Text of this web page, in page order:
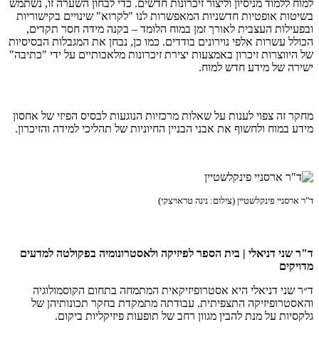
למוח ללמוד מניסיון וליצור זיכרונות חדשים. כדי לבחון השערה זו, נשתמש
בשיטות אופטיות חדשניות המאפשרות לנו "לקרוא" שינויים בקישוריות
ובפעילות העצבית לאורך זמן במוח הלומד – בקנה מידה חסר תקדים,
הכולל עשרות אלפי נוירונים בודדים. כמו כן, נבחן את המגבלות הבסיסיות
של היווצרות זיכרון באמצעות יצירת זיכרונות מלאכותיים על ידי "כתיבה"
ישירה של מידע חדש למוח.
מחקר זה צפוי לענות על שאלות מרכזיות הנוגעות לבסיס הפיזי של אחסון
מידע במוח ולחשוף את אבני הבניין החיוניות של תהליכי למידה והזיכרון.
ד"ר ארסניי פינקלשטיין (צילום: נינה טראויצקי)
ד"ר שני דניאלי | בית הספר לפיזיקה ולאסטרונומיה בפקולטה למדעים
מדויקים
ד״ר שני דניאלי היא אסטרופיזיקאית המתמחה בתחום הקוסמולוגיה
והאסטרופיזיקה התצפיתית. עבודתה מתמקדת בחקר תכונותיהן של
גלקסיות על מנת להבין מגוון רחב של תופעות פיזיקליות ביקום.